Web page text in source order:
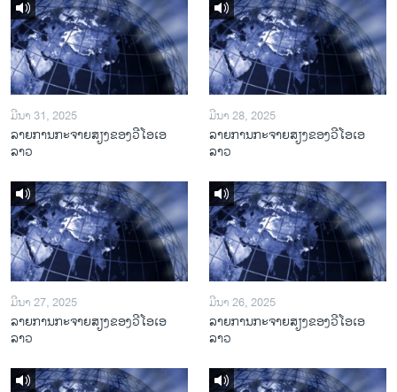
ມີນາ 31, 2025
ລາຍການກະຈາຍສຽງຂອງວີໂອເອ
ລາວ
ມີນາ 28, 2025
ລາຍການກະຈາຍສຽງຂອງວີໂອເອ
ລາວ
ມີນາ 27, 2025
ລາຍການກະຈາຍສຽງຂອງວີໂອເອ
ລາວ
ມີນາ 26, 2025
ລາຍການກະຈາຍສຽງຂອງວີໂອເອ
ລາວ